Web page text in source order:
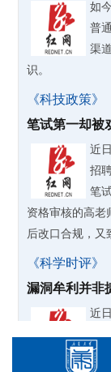
如
普
渠
识。
《科技政策》
笔试第一却被
近
招
笔
资格审核的高老
后改口合规，又
《科学时评》
漏洞牟利并非
近
台“
钱“